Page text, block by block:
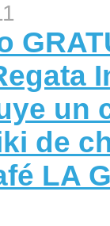
un
de
LA